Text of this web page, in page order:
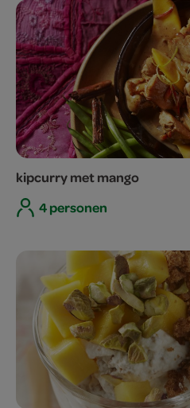
kipcurry met mango
4 personen